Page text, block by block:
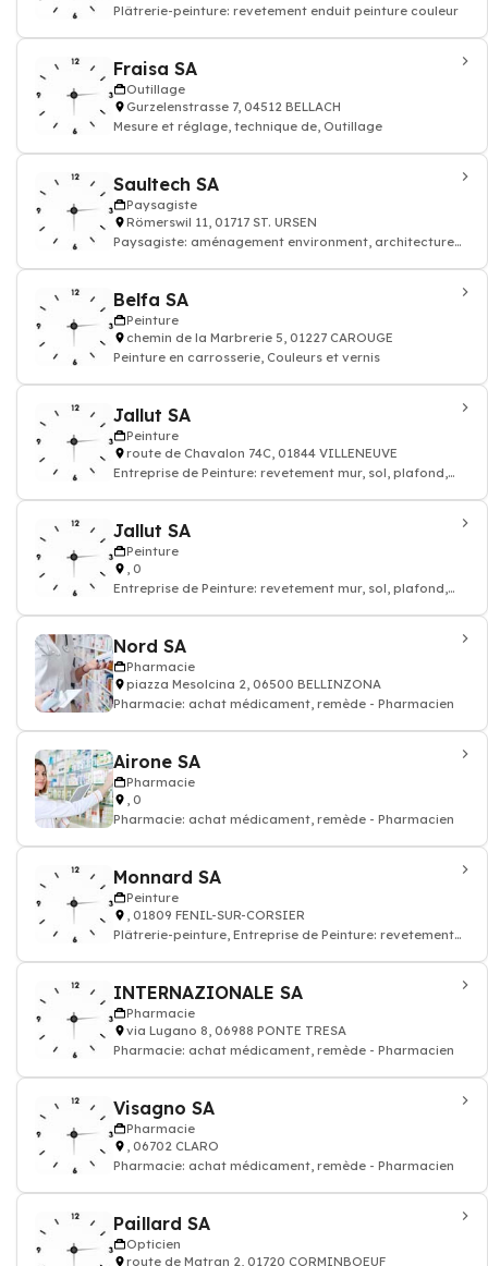
Plâtrerie-peinture: revetement enduit peinture couleur
Fraisa SA
Outillage
Gurzelenstrasse 7, 04512 BELLACH
Mesure et réglage, technique de, Outillage
Saultech SA
Paysagiste
Römerswil 11, 01717 ST. URSEN
Paysagiste: aménagement environment, architecture
Belfa SA
Peinture
chemin de la Marbrerie 5, 01227 CAROUGE
Peinture en carrosserie, Couleurs et vernis
Jallut SA
Peinture
route de Chavalon 74C, 01844 VILLENEUVE
Entreprise de Peinture: revetement mur, sol, plafond,
Jallut SA
Peinture
, 0
Entreprise de Peinture: revetement mur, sol, plafond,
Nord SA
Pharmacie
piazza Mesolcina 2, 06500 BELLINZONA
Pharmacie: achat médicament, remède - Pharmacien
Airone SA
Pharmacie
, 0
Pharmacie: achat médicament, remède - Pharmacien
Monnard SA
Peinture
, 01809 FENIL-SUR-CORSIER
Plâtrerie-peinture, Entreprise de Peinture: revetement
INTERNAZIONALE SA
Pharmacie
via Lugano 8, 06988 PONTE TRESA
Pharmacie: achat médicament, remède - Pharmacien
Visagno SA
Pharmacie
, 06702 CLARO
Pharmacie: achat médicament, remède - Pharmacien
Paillard SA
Opticien
route de Matran 2, 01720 CORMINBOEUF